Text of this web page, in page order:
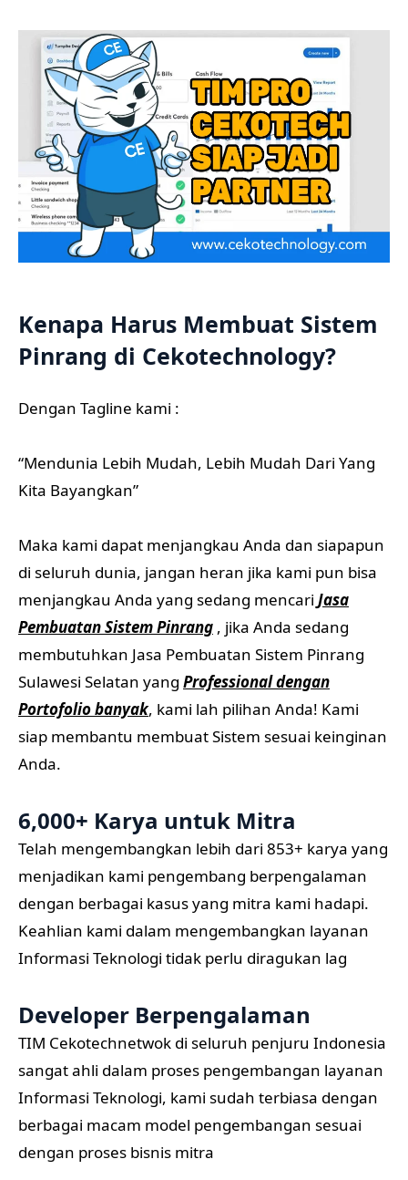
Kenapa Harus Membuat Sistem
Pinrang di Cekotechnology?
Dengan Tagline kami :
“Mendunia Lebih Mudah, Lebih Mudah Dari Yang
Kita Bayangkan”
Maka kami dapat menjangkau Anda dan siapapun
di seluruh dunia, jangan heran jika kami pun bisa
menjangkau Anda yang sedang mencari Jasa
Pembuatan Sistem Pinrang , jika Anda sedang
membutuhkan Jasa Pembuatan Sistem Pinrang
Sulawesi Selatan yang Professional dengan
Portofolio banyak, kami lah pilihan Anda! Kami
siap membantu membuat Sistem sesuai keinginan
Anda.
6,000+ Karya untuk Mitra
Telah mengembangkan lebih dari 853+ karya yang
menjadikan kami pengembang berpengalaman
dengan berbagai kasus yang mitra kami hadapi.
Keahlian kami dalam mengembangkan layanan
Informasi Teknologi tidak perlu diragukan lag
Developer Berpengalaman
TIM Cekotechnetwok di seluruh penjuru Indonesia
sangat ahli dalam proses pengembangan layanan
Informasi Teknologi, kami sudah terbiasa dengan
berbagai macam model pengembangan sesuai
dengan proses bisnis mitra